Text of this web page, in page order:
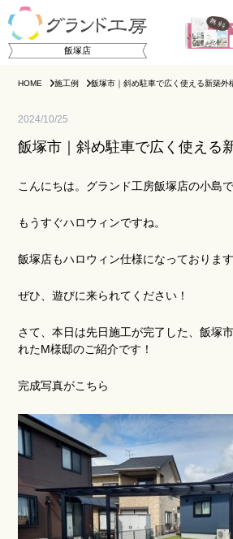
飯塚店
ご相談の流れ
店舗のご案内
HOME 施工例 飯塚市｜斜め駐車で広く使える新築外
2024/10/25
飯塚市｜斜め駐車で広く使える
こんにちは。グランド工房飯塚店の小島で
もうすぐハロウィンですね。
飯塚店もハロウィン仕様になっておりま
ぜひ、遊びに来られてください！
さて、本日は先日施工が完了した、飯塚
れたM様邸のご紹介です！
完成写真がこちら